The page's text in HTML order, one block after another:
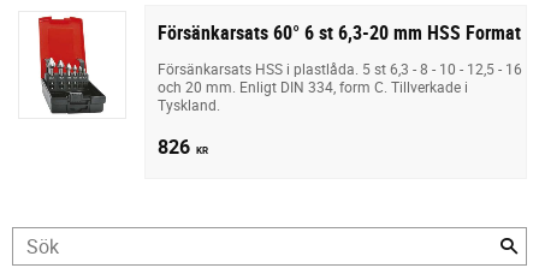
Försänkarsats 60° 6 st 6,3-20 mm HSS Format
Försänkarsats HSS i plastlåda. 5 st 6,3 - 8 - 10 - 12,5 - 16
och 20 mm. Enligt DIN 334, form C. Tillverkade i
Tyskland.
826 KR